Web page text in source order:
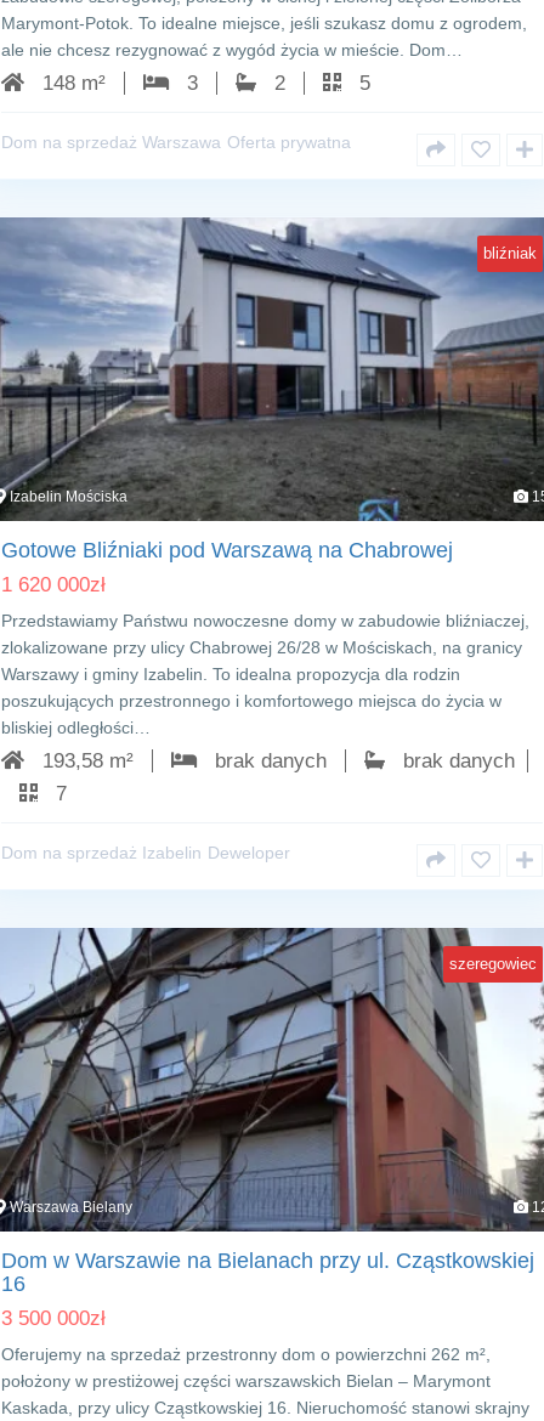
Marymont-Potok. To idealne miejsce, jeśli szukasz domu z ogrodem,
ale nie chcesz rezygnować z wygód życia w mieście. Dom…
148 m² 3 2 5
Dom na sprzedaż Warszawa Oferta prywatna
bliźniak
Izabelin Mościska
Gotowe Bliźniaki pod Warszawą na Chabrowej
1 620 000zł
Przedstawiamy Państwu nowoczesne domy w zabudowie bliźniaczej,
zlokalizowane przy ulicy Chabrowej 26/28 w Mościskach, na granicy
Warszawy i gminy Izabelin. To idealna propozycja dla rodzin
poszukujących przestronnego i komfortowego miejsca do życia w
bliskiej odległości…
193,58 m² brak danych
brak danych
7
Dom na sprzedaż Izabelin Deweloper
szeregowiec
Warszawa Bielany
Dom w Warszawie na Bielanach przy ul. Cząstkowskiej
16
3 500 000zł
Oferujemy na sprzedaż przestronny dom o powierzchni 262 m²,
położony w prestiżowej części warszawskich Bielan – Marymont
Kaskada, przy ulicy Cząstkowskiej 16. Nieruchomość stanowi skrajny